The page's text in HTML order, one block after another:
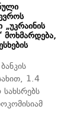
მოხმარდება,
1.4